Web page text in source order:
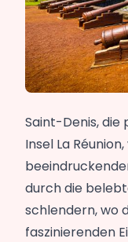
Saint-Denis,
Insel La
durch die
schlendern, wo
faszinierenden